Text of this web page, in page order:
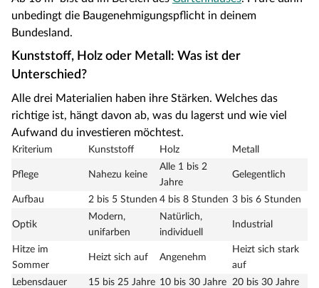
unbedingt die Baugenehmigungspflicht in deinem
Bundesland.
Kunststoff, Holz oder Metall: Was ist der
Unterschied?
Alle drei Materialien haben ihre Stärken. Welches das
richtige ist, hängt davon ab, was du lagerst und wie viel
Aufwand du investieren möchtest.
Kriterium Kunststoff Holz Metall
Pflege Nahezu keine
Alle 1 bis 2
Jahre
Gelegentlich
Aufbau 2 bis 5 Stunden 4 bis 8 Stunden 3 bis 6 Stunden
Optik
Modern,
unifarben
Natürlich,
individuell
Industrial
Hitze im
Sommer
Heizt sich auf Angenehm
Heizt sich stark
auf
Lebensdauer
15 bis 25 Jahre 10 bis 30 Jahre 20 bis 30 Jahre